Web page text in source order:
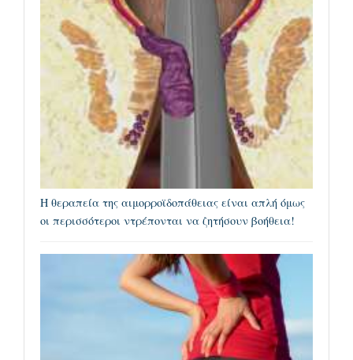
Η θεραπεία της αιμορροϊδοπάθειας είναι απλή όμως
οι περισσότεροι ντρέπονται να ζητήσουν βοήθεια!